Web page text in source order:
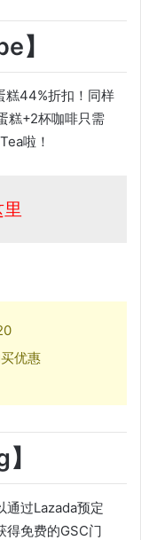
】
糕44%折扣！同样
糕+2杯咖啡只需
啦！
优惠
过Lazada预定
免费的GSC门